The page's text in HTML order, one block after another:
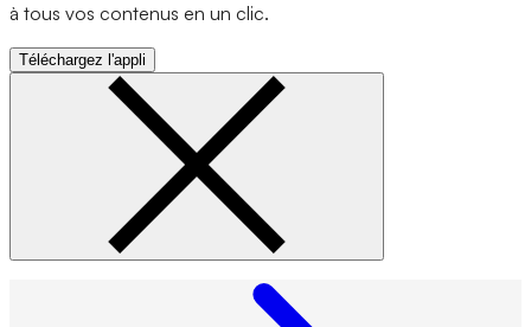
à tous vos contenus en un clic.
Téléchargez l'appli